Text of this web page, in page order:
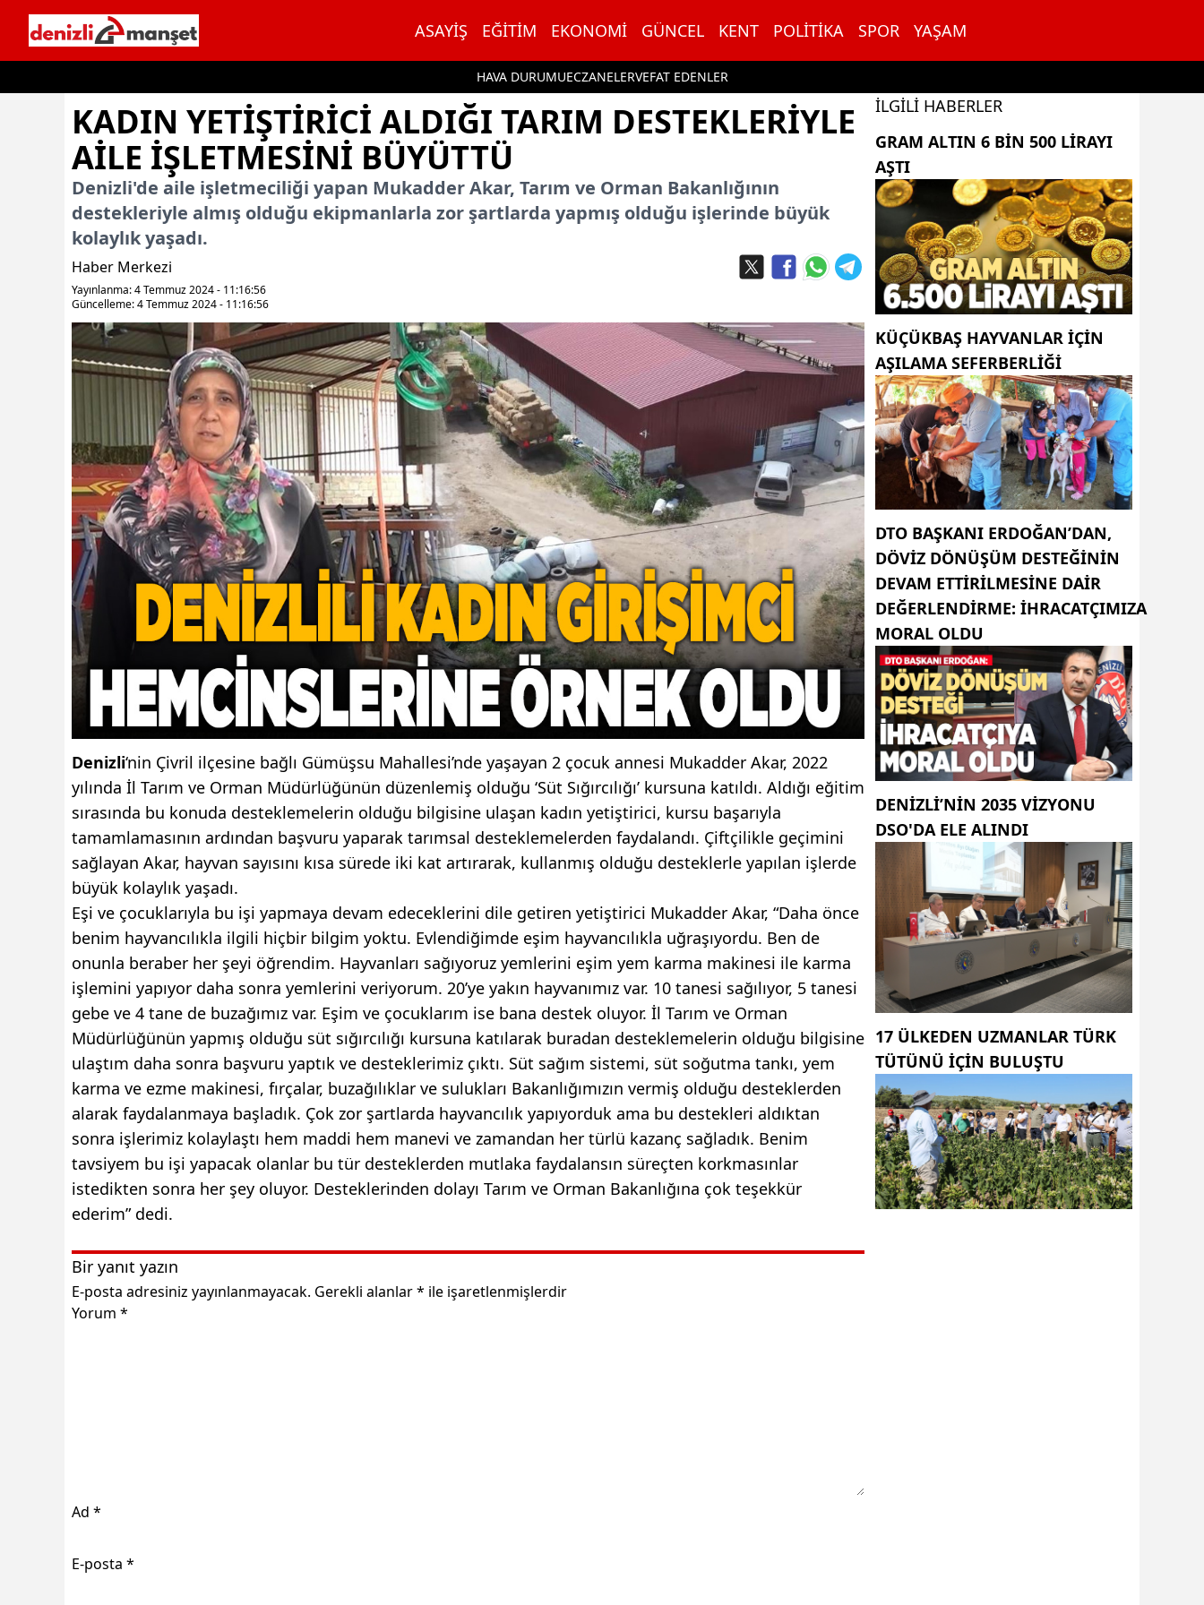
ASAYIŞ EĞITIM EKONOMI GÜNCEL KENT POLITIKA SPOR YAŞAM
HAVA DURUMUECZANELERVEFAT EDENLER
KADIN YETIŞTIRICI ALDIĞI TARIM DESTEKLERIYLE
AILE IŞLETMESINI BÜYÜTTÜ
Denizli'de aile işletmeciliği yapan Mukadder Akar, Tarım ve Orman Bakanlığının
destekleriyle almış olduğu ekipmanlarla zor şartlarda yapmış olduğu işlerinde büyük
kolaylık yaşadı.
Haber Merkezi
Yayınlanma: 4 Temmuz 2024 - 11:16:56
Güncelleme: 4 Temmuz 2024 - 11:16:56
Denizli‘nin Çivril ilçesine bağlı Gümüşsu Mahallesi’nde yaşayan 2 çocuk annesi Mukadder Akar, 2022
yılında İl Tarım ve Orman Müdürlüğünün düzenlemiş olduğu ‘Süt Sığırcılığı’ kursuna katıldı. Aldığı eğitim
sırasında bu konuda desteklemelerin olduğu bilgisine ulaşan kadın yetiştirici, kursu başarıyla
tamamlamasının ardından başvuru yaparak tarımsal desteklemelerden faydalandı. Çiftçilikle geçimini
sağlayan Akar, hayvan sayısını kısa sürede iki kat artırarak, kullanmış olduğu desteklerle yapılan işlerde
büyük kolaylık yaşadı.
Eşi ve çocuklarıyla bu işi yapmaya devam edeceklerini dile getiren yetiştirici Mukadder Akar, “Daha önce
benim hayvancılıkla ilgili hiçbir bilgim yoktu. Evlendiğimde eşim hayvancılıkla uğraşıyordu. Ben de
onunla beraber her şeyi öğrendim. Hayvanları sağıyoruz yemlerini eşim yem karma makinesi ile karma
işlemini yapıyor daha sonra yemlerini veriyorum. 20’ye yakın hayvanımız var. 10 tanesi sağılıyor, 5 tanesi
gebe ve 4 tane de buzağımız var. Eşim ve çocuklarım ise bana destek oluyor. İl Tarım ve Orman
Müdürlüğünün yapmış olduğu süt sığırcılığı kursuna katılarak buradan desteklemelerin olduğu bilgisine
ulaştım daha sonra başvuru yaptık ve desteklerimiz çıktı. Süt sağım sistemi, süt soğutma tankı, yem
karma ve ezme makinesi, fırçalar, buzağılıklar ve sulukları Bakanlığımızın vermiş olduğu desteklerden
alarak faydalanmaya başladık. Çok zor şartlarda hayvancılık yapıyorduk ama bu destekleri aldıktan
sonra işlerimiz kolaylaştı hem maddi hem manevi ve zamandan her türlü kazanç sağladık. Benim
tavsiyem bu işi yapacak olanlar bu tür desteklerden mutlaka faydalansın süreçten korkmasınlar
istedikten sonra her şey oluyor. Desteklerinden dolayı Tarım ve Orman Bakanlığına çok teşekkür
ederim” dedi.
Bir yanıt yazın
E-posta adresiniz yayınlanmayacak. Gerekli alanlar* ile işaretlenmişlerdir
Yorum *
Ad *
E-posta *
İLGILI HABERLER
GRAM ALTIN 6 BIN 500 LIRAYI
AŞTI
KÜÇÜKBAŞ HAYVANLAR İÇİN
AŞILAMA SEFERBERLİĞİ
DTO BAŞKANI ERDOĞAN’DAN,
DÖVIZ DÖNÜŞÜM DESTEĞININ
DEVAM ETTIRILMESINE DAIR
DEĞERLENDIRME: İHRACATÇIMIZA
MORAL OLDU
DENIZLI’NIN 2035 VIZYONU
DSO'DA ELE ALINDI
17 ÜLKEDEN UZMANLAR TÜRK
TÜTÜNÜ IÇIN BULUŞTU